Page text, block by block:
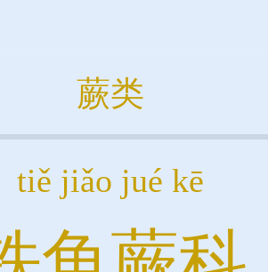
蕨类
tiě jiǎo jué kē